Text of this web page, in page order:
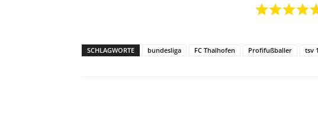
SCHLAGWORTE bundesliga FC Thalhofen Profifußballer tsv